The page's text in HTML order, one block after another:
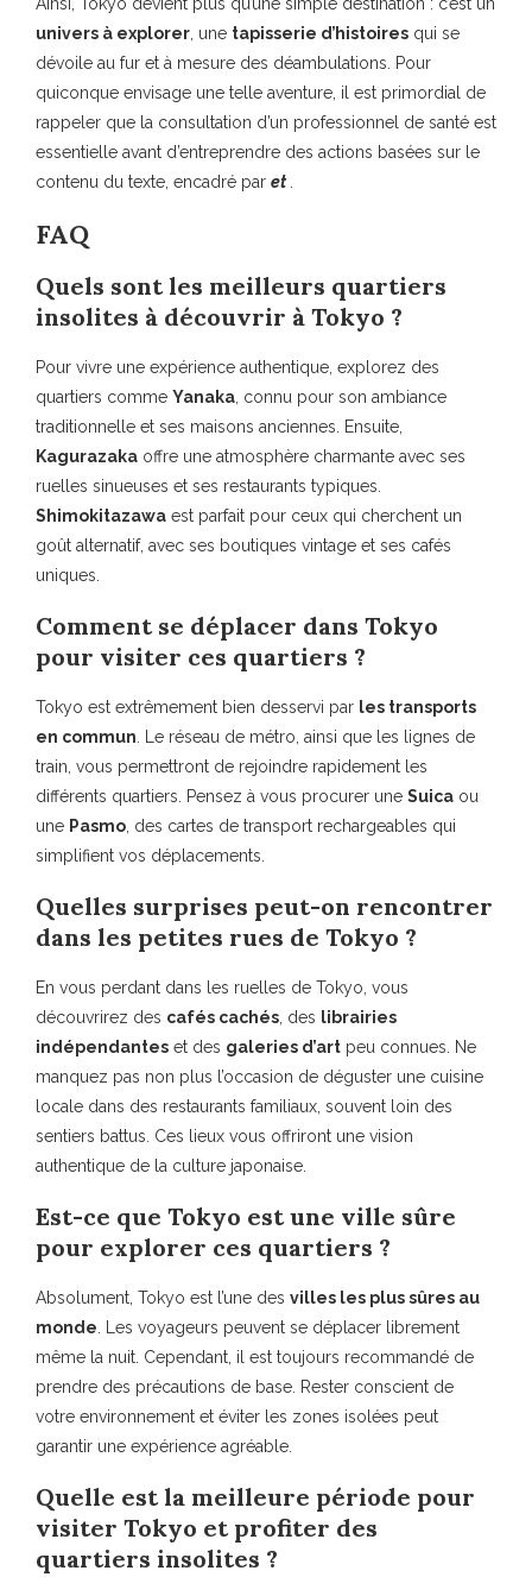
Ainsi, Tokyo devient plus qu’une simple destination : c’est un
univers à explorer, une tapisserie d’histoires qui se
dévoile au fur et à mesure des déambulations. Pour
quiconque envisage une telle aventure, il est primordial de
rappeler que la consultation d’un professionnel de santé est
essentielle avant d’entreprendre des actions basées sur le
contenu du texte, encadré par et.
FAQ
Quels sont les meilleurs quartiers
insolites à découvrir à Tokyo ?
Pour vivre une expérience authentique, explorez des
quartiers comme Yanaka, connu pour son ambiance
traditionnelle et ses maisons anciennes. Ensuite,
Kagurazaka offre une atmosphère charmante avec ses
ruelles sinueuses et ses restaurants typiques.
Shimokitazawa est parfait pour ceux qui cherchent un
goût alternatif, avec ses boutiques vintage et ses cafés
uniques.
Comment se déplacer dans Tokyo
pour visiter ces quartiers ?
Tokyo est extrêmement bien desservi par les transports
en commun. Le réseau de métro, ainsi que les lignes de
train, vous permettront de rejoindre rapidement les
différents quartiers. Pensez à vous procurer une Suica ou
une Pasmo, des cartes de transport rechargeables qui
simplifient vos déplacements.
Quelles surprises peut-on rencontrer
dans les petites rues de Tokyo ?
En vous perdant dans les ruelles de Tokyo, vous
découvrirez des cafés cachés, des librairies
indépendantes et des galeries d’art peu connues. Ne
manquez pas non plus l’occasion de déguster une cuisine
locale dans des restaurants familiaux, souvent loin des
sentiers battus. Ces lieux vous offriront une vision
authentique de la culture japonaise.
Est-ce que Tokyo est une ville sûre
pour explorer ces quartiers ?
Absolument, Tokyo est l’une des villes les plus sûres au
monde. Les voyageurs peuvent se déplacer librement
même la nuit. Cependant, il est toujours recommandé de
prendre des précautions de base. Rester conscient de
votre environnement et éviter les zones isolées peut
garantir une expérience agréable.
Quelle est la meilleure période pour
visiter Tokyo et profiter des
quartiers insolites ?